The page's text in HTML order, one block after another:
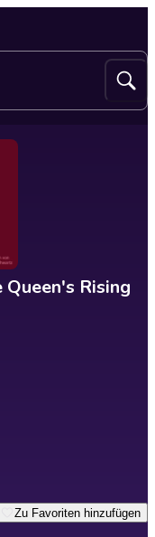
Rising
Zu Favoriten hinzufügen